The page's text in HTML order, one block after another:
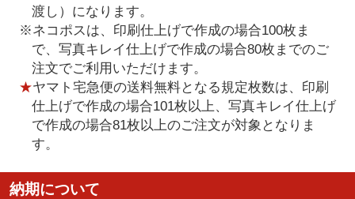
渡し）になります。
※ネコポスは、印刷仕上げで作成の場合100枚ま
で、写真キレイ仕上げで作成の場合80枚までのご
注文でご利用いただけます。
★ヤマト宅急便の送料無料となる規定枚数は、印刷
仕上げで作成の場合101枚以上、写真キレイ仕上げ
で作成の場合81枚以上のご注文が対象となりま
す。
納期について